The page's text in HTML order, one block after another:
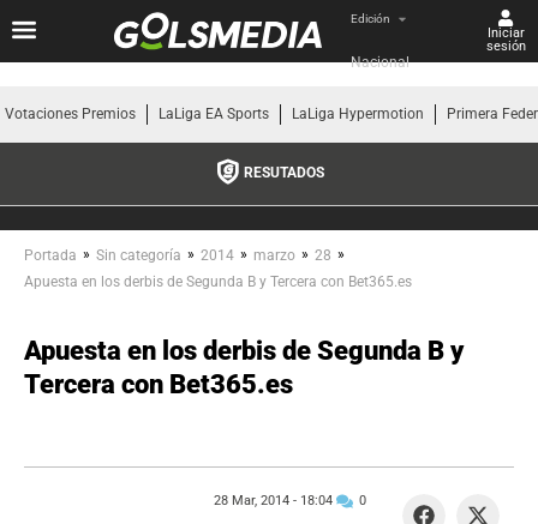
Edición
Nacional
Iniciar
sesión
Votaciones Premios LaLiga EA Sports LaLiga Hypermotion Primera
RESUTADOS
Portada » Sin categoría » 2014 » marzo » 28 »
Apuesta en los derbis de Segunda B y Tercera con Bet365.es
Apuesta en los derbis de Segunda B y
Tercera con Bet365.es
28 Mar, 2014 - 18:04 0